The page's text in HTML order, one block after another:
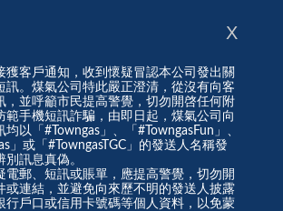
獲客戶通知，收到懷疑冒認本公司發出關
訊。煤氣公司特此嚴正澄清，從沒有向客
，並呼籲市民提高警覺，切勿開啓任何附
範手機短訊詐騙，由即日起，煤氣公司向
以「#Towngas」、「#TowngasFun」、
」或「#TowngasTGC」的發送人名稱發
別訊息真偽。
電郵、短訊或賬單，應提高警覺，切勿開
或連結，並避免向來歷不明的發送人披露
行戶口或信用卡號碼等個人資料，以免蒙
X